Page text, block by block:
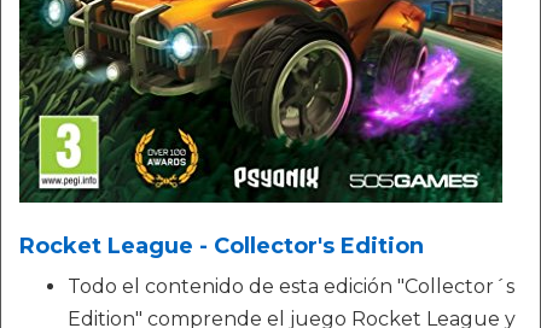
Rocket League - Collector's Edition
Todo el contenido de esta edición "Collector´s
Edition" comprende el juego Rocket League y